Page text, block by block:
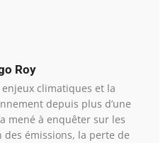
Roy
enjeux climatiques et la
depuis plus d’une
mené à enquêter sur les
des émissions, la perte de